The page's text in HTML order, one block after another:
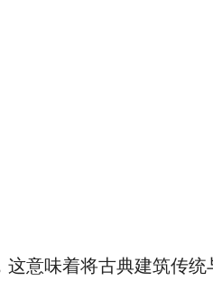
意味着将古典建筑传